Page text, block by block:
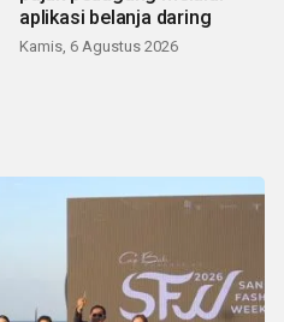
aplikasi belanja daring
Kamis, 6 Agustus 2026